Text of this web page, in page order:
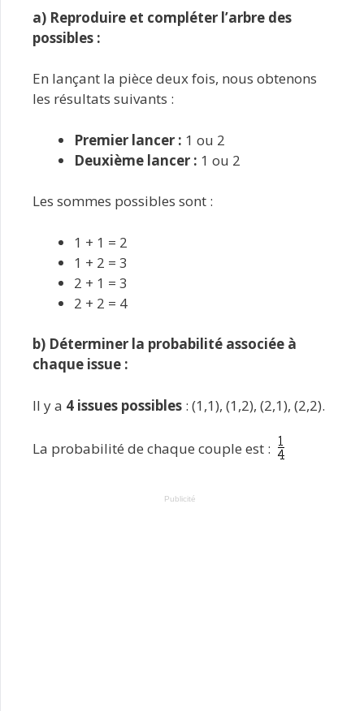
a) Reproduire et compléter l’arbre des
possibles :
En lançant la pièce deux fois, nous obtenons
les résultats suivants :
Premier lancer : 1 ou 2
Deuxième lancer : 1 ou 2
Les sommes possibles sont :
1 + 1 = 2
1 + 2 = 3
2 + 1 = 3
2 + 2 = 4
b) Déterminer la probabilité associée à
chaque issue :
Il y a 4 issues possibles : (1,1), (1,2), (2,1), (2,2).
La probabilité de chaque couple est :
Publicité